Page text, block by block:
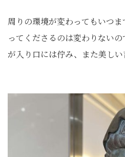
周りの環境が変わってもいつ
ってくださるのは変わりない
が入り口には佇み、また美しい